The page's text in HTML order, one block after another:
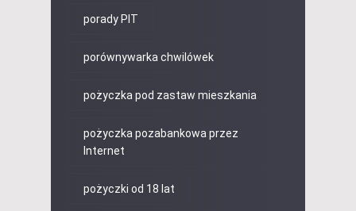
porady PIT
porównywarka chwilówek
pożyczka pod zastaw mieszkania
pożyczka pozabankowa przez
Internet
pożyczki od 18 lat